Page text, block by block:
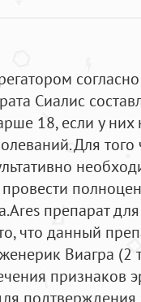
Сиалис
18, если у них
Для
препарат
что данный
Виагра (2
признаков
подтверждения